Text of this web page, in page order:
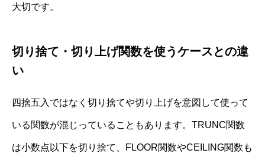
大切です。
切り捨て・切り上げ関数を使うケースとの違
い
四捨五入ではなく切り捨てや切り上げを意図して使って
いる関数が混じっていることもあります。TRUNC関数
は小数点以下を切り捨て、FLOOR関数やCEILING関数も